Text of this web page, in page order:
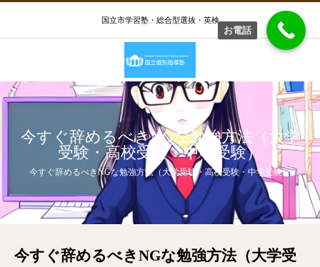
国立市学習塾・総合型選抜・英検
今すぐ辞めるべきNGな勉強方法（大学
受験・高校受験・中学受験）
今すぐ辞めるべきNGな勉強方法（大学受験・高校受験・中学受験）
今すぐ辞めるべきNGな勉強方法（大学受
お電話